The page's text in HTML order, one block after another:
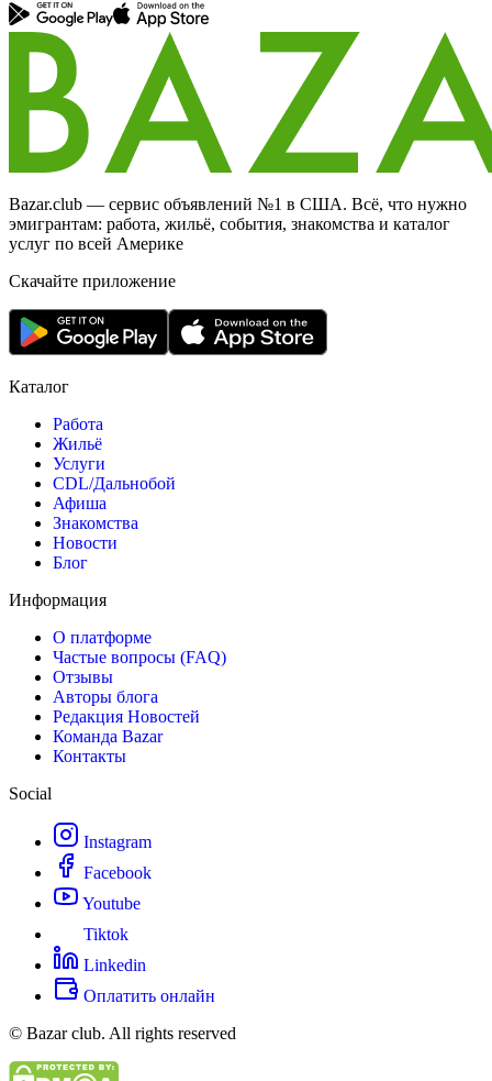
Bazar.club — сервис объявлений №1 в США. Всё, что нужно
эмигрантам: работа, жильё, события, знакомства и каталог
услуг по всей Америке
Скачайте приложение
Каталог
Работа
Жильё
Услуги
CDL/Дальнобой
Афиша
Знакомства
Новости
Блог
Информация
О платформе
Частые вопросы (FAQ)
Отзывы
Авторы блога
Редакция Новостей
Команда Bazar
Контакты
Social
Instagram
Facebook
Youtube
Tiktok
Linkedin
Оплатить онлайн
© Bazar club. All rights reserved